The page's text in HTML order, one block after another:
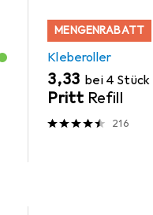
MENGENRABATT
Kleberoller
EUR
3,33 bei 4 Stück
Pritt Refill
216